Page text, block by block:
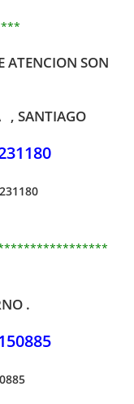
ATENCION SON
, SANTIAGO
.